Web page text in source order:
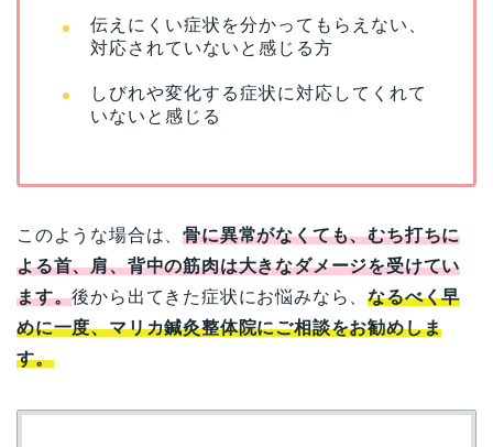
伝えにくい症状を分かってもらえない、
対応されていないと感じる方
しびれや変化する症状に対応してくれて
いないと感じる
このような場合は、骨に異常がなくても、むち打ちに
よる首、肩、背中の筋肉は大きなダメージを受けてい
ます。後から出てきた症状にお悩みなら、なるべく早
めに一度、マリカ鍼灸整体院にご相談をお勧めしま
す。